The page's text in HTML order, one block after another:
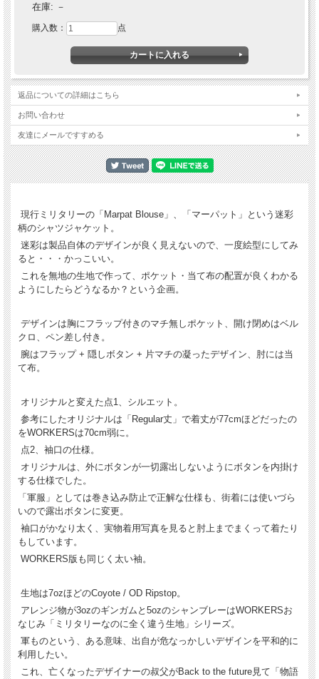
在庫: －
購入数： 点
返品についての詳細はこちら
お問い合わせ
友達にメールですすめる
現行ミリタリーの「Marpat Blouse」、「マーパット」という迷彩
柄のシャツジャケット。
迷彩は製品自体のデザインが良く見えないので、一度絵型にしてみ
ると・・・かっこいい。
これを無地の生地で作って、ポケット・当て布の配置が良くわかる
ようにしたらどうなるか？という企画。
デザインは胸にフラップ付きのマチ無しポケット、開け閉めはベル
クロ、ペン差し付き。
腕はフラップ + 隠しボタン + 片マチの凝ったデザイン、肘には当
て布。
オリジナルと変えた点1、シルエット。
参考にしたオリジナルは「Regular丈」で着丈が77cmほどだったの
をWORKERSは70cm弱に。
点2、袖口の仕様。
オリジナルは、外にボタンが一切露出しないようにボタンを内掛け
する仕様でした。
「軍服」としては巻き込み防止で正解な仕様も、街着には使いづら
いので露出ボタンに変更。
袖口がかなり太く、実物着用写真を見ると肘上までまくって着たり
もしています。
WORKERS版も同じく太い袖。
生地は7ozほどのCoyote / OD Ripstop。
アレンジ物が3ozのギンガムと5ozのシャンブレーはWORKERSお
なじみ「ミリタリーなのに全く違う生地」シリーズ。
軍ものという、ある意味、出自が危なっかしいデザインを平和的に
利用したい。
これ、亡くなったデザイナーの叔父がBack to the future見て「物語